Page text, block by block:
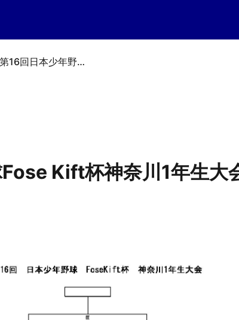
第16回日本少年野球Fose Kift杯神奈川1年生大会
Kift杯神奈川1年生大